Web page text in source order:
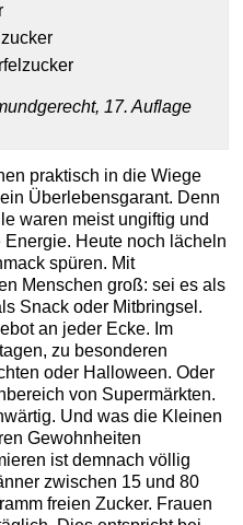
17. Auflage
praktisch in die Wiege
Überlebensgarant. Denn
waren meist ungiftig und
Heute noch lächeln
spüren. Mit
Menschen groß: sei es als
Snack oder Mitbringsel.
an jeder Ecke. Im
zu besonderen
oder Halloween. Oder
von Supermärkten.
Und was die Kleinen
Gewohnheiten
ist demnach völlig
zwischen 15 und 80
freien Zucker. Frauen